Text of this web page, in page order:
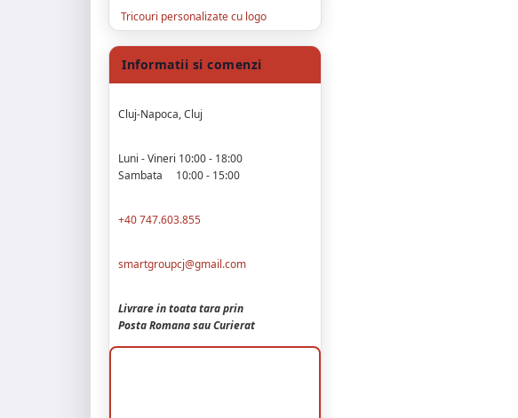
Tricouri personalizate cu logo
Informatii si comenzi
Cluj-Napoca, Cluj
Luni - Vineri 10:00 - 18:00
Sambata 10:00 - 15:00
+40 747.603.855
smartgroupcj@gmail.com
Livrare in toata tara prin
Posta Romana sau Curierat